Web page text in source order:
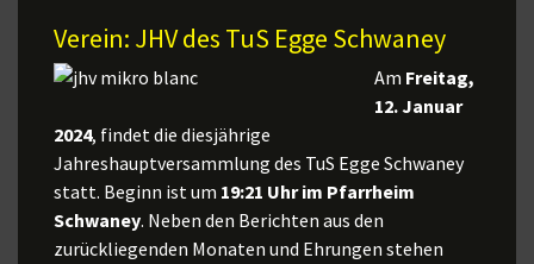
Verein: JHV des TuS Egge Schwaney
Am Freitag,
12. Januar
2024, findet die diesjährige
Jahreshauptversammlung des TuS Egge Schwaney
statt. Beginn ist um 19:21 Uhr im Pfarrheim
Schwaney. Neben den Berichten aus den
zurückliegenden Monaten und Ehrungen stehen